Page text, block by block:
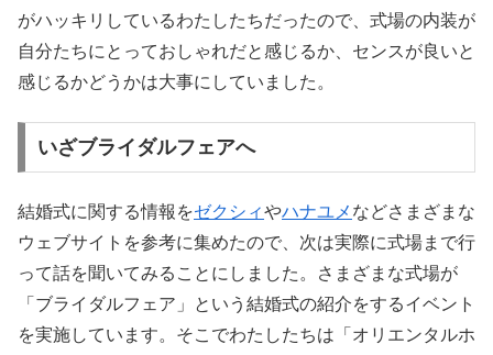
がハッキリしているわたしたちだったので、式場の内装が
自分たちにとっておしゃれだと感じるか、センスが良いと
感じるかどうかは大事にしていました。
いざブライダルフェアへ
結婚式に関する情報をゼクシィやハナユメ などさまざまな
ウェブサイトを参考に集めたので、次は実際に式場まで行
って話を聞いてみることにしました。さまざまな式場が
「ブライダルフェア」という結婚式の紹介をするイベント
を実施しています。そこでわたしたちは「オリエンタルホ